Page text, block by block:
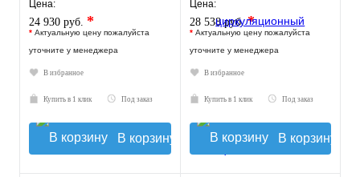
Цена:
24 930 руб. *
* Актуальную цену пожалуйста
уточните у менеджера
В избранное
Купить в 1 клик Под заказ
В корзину
Цена:
28 538 руб.*
* Актуальную цену пожалуйста
уточните у менеджера
В избранное
Купить в 1 клик Под заказ
В корзину